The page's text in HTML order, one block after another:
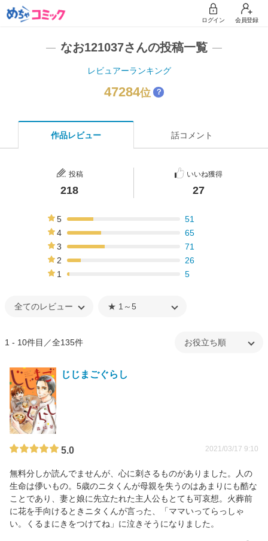
ログイン 会員登録
なお121037さんの投稿一覧
レビュアーランキング
47284位 ？
作品レビュー 話コメント
投稿
218
いいね獲得
27
5
51
4
65
3
71
2
26
1
5
1 - 10件目／全135件
じじまごぐらし
5.0 2021/03/17 9:10
無料分しか読んでませんが、心に刺さるものがありました。人の
生命は儚いもの。5歳のニタくんが母親を失うのはあまりにも酷な
ことであり、妻と娘に先立たれた主人公もとても可哀想。火葬前
に花を手向けるときニタくんが言った、「ママいってらっしゃ
い。くるまにきをつけてね」に泣きそうになりました。